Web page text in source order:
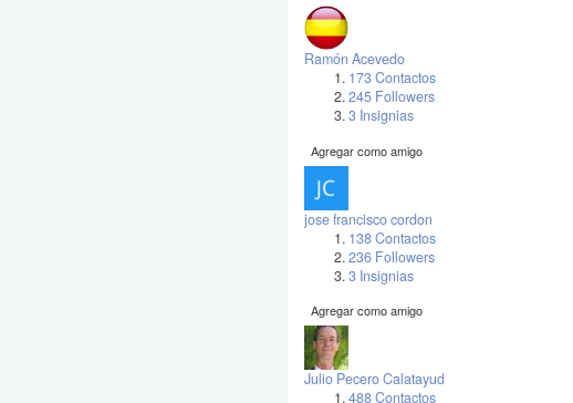
Ramón Acevedo
173 Contactos
245 Followers
3 Insignias
Agregar como amigo
jose francisco cordon
138 Contactos
236 Followers
3 Insignias
Agregar como amigo
Julio Pecero Calatayud
488 Contactos